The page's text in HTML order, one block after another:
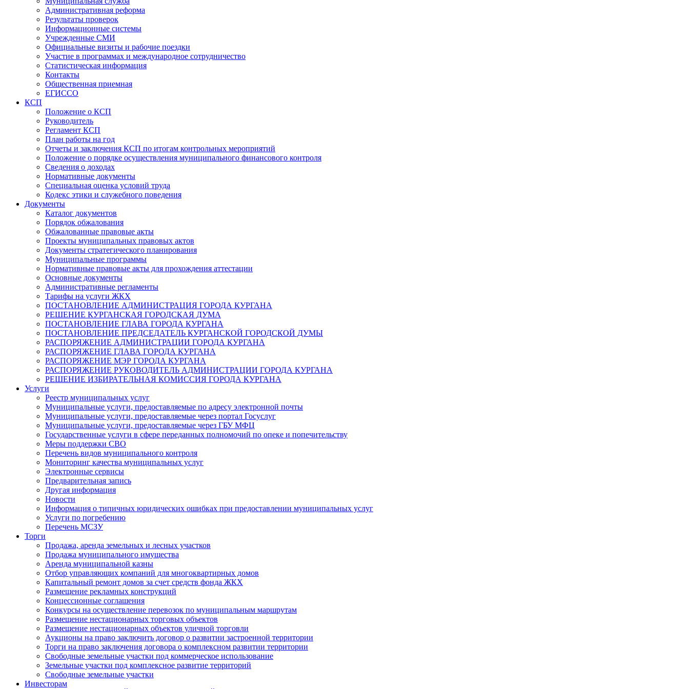
Административная реформа
Результаты проверок
Информационные системы
Учрежденные СМИ
Официальные визиты и рабочие поездки
Участие в программах и международное сотрудничество
Статистическая информация
Контакты
Общественная приемная
ЕГИССО
КСП
Положение о КСП
Руководитель
Регламент КСП
План работы на год
Отчеты и заключения КСП по итогам контрольных мероприятий
Положение о порядке осуществления муниципального финансового контроля
Сведения о доходах
Нормативные документы
Специальная оценка условий труда
Кодекс этики и служебного поведения
Документы
Каталог документов
Порядок обжалования
Обжалованные правовые акты
Проекты муниципальных правовых актов
Документы стратегического планирования
Муниципальные программы
Нормативные правовые акты для прохождения аттестации
Основные документы
Административные регламенты
Тарифы на услуги ЖКХ
ПОСТАНОВЛЕНИЕ АДМИНИСТРАЦИЯ ГОРОДА КУРГАНА
РЕШЕНИЕ КУРГАНСКАЯ ГОРОДСКАЯ ДУМА
ПОСТАНОВЛЕНИЕ ГЛАВА ГОРОДА КУРГАНА
ПОСТАНОВЛЕНИЕ ПРЕДСЕДАТЕЛЬ КУРГАНСКОЙ ГОРОДСКОЙ ДУМЫ
РАСПОРЯЖЕНИЕ АДМИНИСТРАЦИИ ГОРОДА КУРГАНА
РАСПОРЯЖЕНИЕ ГЛАВА ГОРОДА КУРГАНА
РАСПОРЯЖЕНИЕ МЭР ГОРОДА КУРГАНА
РАСПОРЯЖЕНИЕ РУКОВОДИТЕЛЬ АДМИНИСТРАЦИИ ГОРОДА КУРГАНА
РЕШЕНИЕ ИЗБИРАТЕЛЬНАЯ КОМИССИЯ ГОРОДА КУРГАНА
Услуги
Реестр муниципальных услуг
Муниципальные услуги, предоставляемые по адресу электронной почты
Муниципальные услуги, предоставляемые через портал Госуслуг
Муниципальные услуги, предоставляемые через ГБУ МФЦ
Государственные услуги в сфере переданных полномочий по опеке и попечительству
Меры поддержки СВО
Перечень видов муниципального контроля
Мониторинг качества муниципальных услуг
Электронные сервисы
Предварительная запись
Другая информация
Новости
Информация о типичных юридических ошибках при предоставлении муниципальных услуг
Услуги по погребению
Перечень МСЗУ
Торги
Продажа, аренда земельных и лесных участков
Продажа муниципального имущества
Аренда муниципальной казны
Отбор управляющих компаний для многоквартирных домов
Капитальный ремонт домов за счет средств фонда ЖКХ
Размещение рекламных конструкций
Концессионные соглашения
Конкурсы на осуществление перевозок по муниципальным маршрутам
Размещение нестационарных торговых объектов
Размещение нестационарных объектов уличной торговли
Аукционы на право заключить договор о развитии застроенной территории
Торги на право заключения договора о комплексном развитии территории
Свободные земельные участки под коммерческое использование
Земельные участки под комплексное развитие территорий
Свободные земельные участки
Инвесторам